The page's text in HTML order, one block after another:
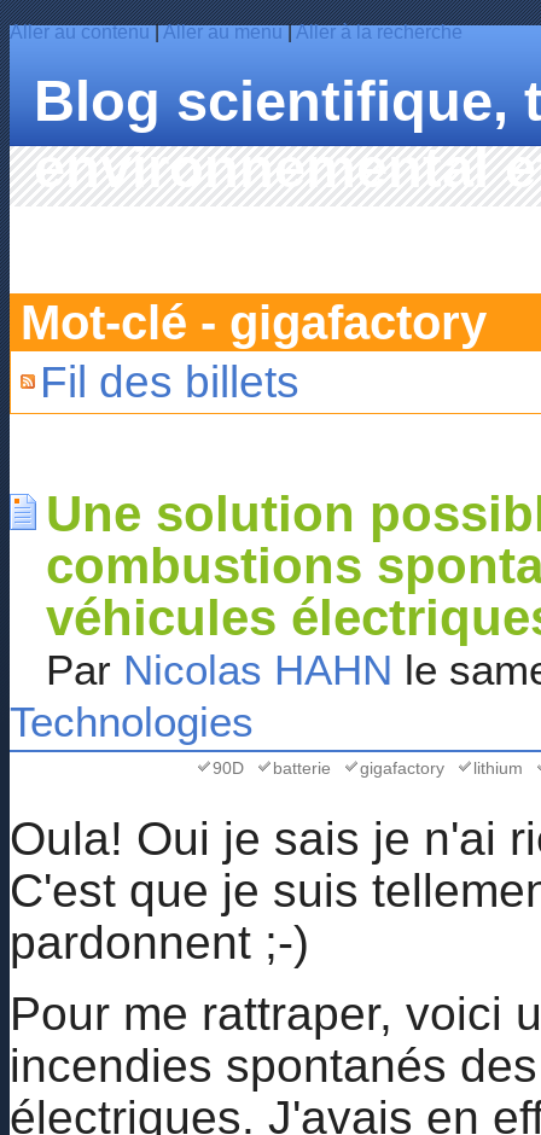
Blog scientifique,
environnemental
Aller au contenu|Aller au menu|Aller à la recherche
Mot-clé - gigafactory
Fil des billets
Une solution
combustions
véhicules
Par Nicolas HAHN le
Technologies
90D batterie gigafactory lithium
Oula! Oui je sais je n'ai
C'est que je suis
pardonnent ;-)
Pour me rattraper, voici
incendies spontanés
électriques. J'avais en